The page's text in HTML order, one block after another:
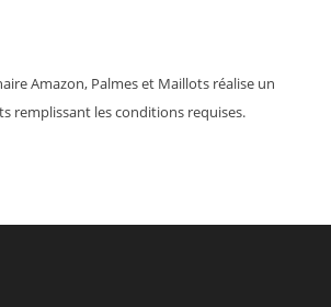
Amazon, Palmes et Maillots réalise un
remplissant les conditions requises.